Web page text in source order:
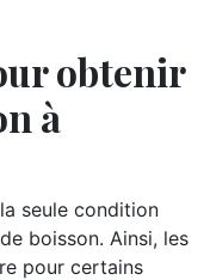
obtenir
à
seule condition
boisson. Ainsi, les
pour certains